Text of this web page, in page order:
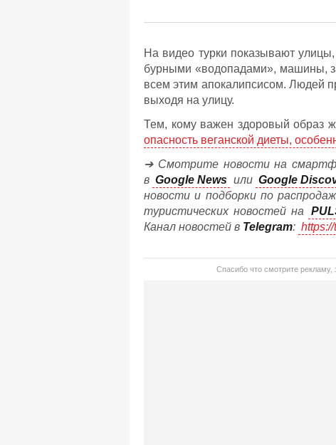
На видео турки показывают
бурными «водопадами», машины,
всем этим апокалипсисом. Людей
выходя на улицу.
Тем, кому важен здоровый образ
опасность веганской диеты,
➔ Смотрите новости на
в Google News или Google
новости и подборки по
туристических новостей на
Канал новостей в Telegram:
Спасибо что смотрите рекламу,